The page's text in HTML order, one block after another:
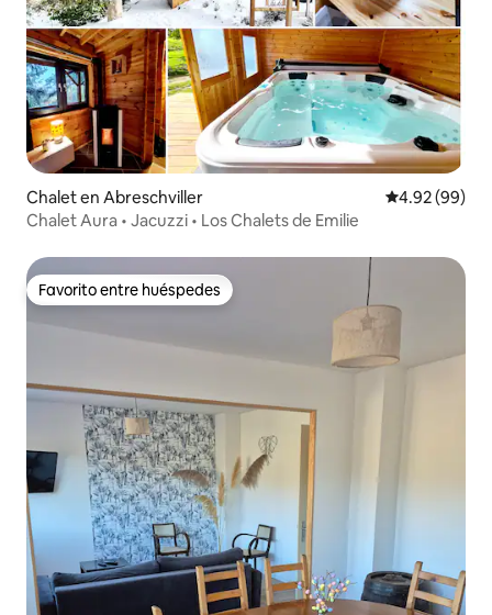
Chalet en Abreschviller Calificación
4.92 (99)
Chalet Aura • Jacuzzi • Los Chalets de Emilie
Favorito entre huéspedes
Favorito entre huéspedes